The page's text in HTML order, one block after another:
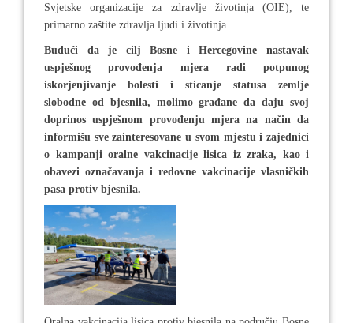
Svjetske organizacije za zdravlje životinja (OIE), te
primarno zaštite zdravlja ljudi i životinja.
Budući da je cilj Bosne i Hercegovine nastavak
uspješnog provođenja mjera radi potpunog
iskorjenjivanje bolesti i sticanje statusa zemlje
slobodne od bjesnila, molimo građane da daju svoj
doprinos uspješnom provođenju mjera na način da
informišu sve zainteresovane u svom mjestu i zajednici
o kampanji oralne vakcinacije lisica iz zraka, kao i
obavezi označavanja i redovne vakcinacije vlasničkih
pasa protiv bjesnila.